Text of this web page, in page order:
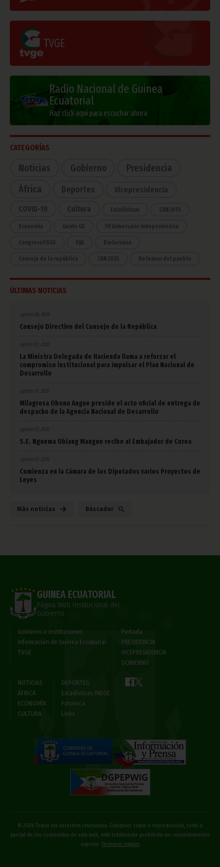
TVGE
Radio Nacional de Guinea
Ecuatorial
Haz click aquí para escuchar ahora
CATEGORÍAS
Noticias Gobierno
Presidencia
África
Deportes Vicepresidencia
COVID-19 Cultura Estadísticas CAN 2015
Economía Gente GE 50 Aniversario Independencia
CongresoPDGE FIJA Bielorrusia
Consejo de la república CAN 2025 Defensor del pueblo
ÚLTIMAS NOTICIAS
agosto 08, 2026
Consejo Directivo del Consejo de la República
agosto 07, 2026
La Ministra Delegada de Hacienda llama a reforzar el
compromiso institucional para impulsar el Plan Nacional de
Desarrollo
agosto 07, 2026
Milagrosa Obono Angue preside el acto oficial de entrega de
despacho de la Agencia Nacional de Desarrollo
agosto 07, 2026
S.E. Nguema Obiang Mangue recibe al Embajador de Corea
agosto 07, 2026
Comienza en la Cámara de los Diputados varios Proyectos de
Leyes
Más noticias Búscador
GUINEA ECUATORIAL
Página Web Institucional del
Gobierno
Gobierno e Instituciones
Información de Guinea Ecuatorial
TVGE
Portada
PRESIDENCIA
VICEPRESIDENCIA
GOBIERNO
NOTICIAS
ÁFRICA
ECONOMÍA
CULTURA
DEPORTES
Estadísticas INEGE
Fototeca
Links
© 2026 Todos los derechos reservados. Cualquier copia o reproducción, total o
parcial de los contenidos de esta web, está totalmente prohibido sin consentimiento
expreso Términos legales